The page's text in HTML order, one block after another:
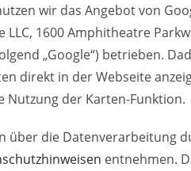
wir das Angebot von
LLC, 1600 Amphitheatre
„Google“) betrieben.
direkt in der Webseite
Nutzung der Karten-Funktion.
über die Datenverarbeitung
entnehmen.